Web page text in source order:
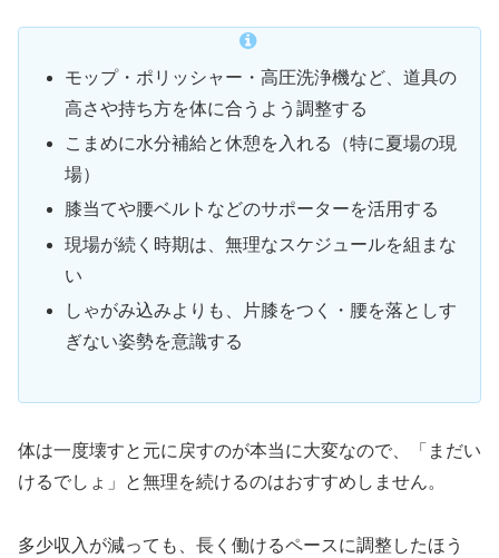
モップ・ポリッシャー・高圧洗浄機など、道具の
高さや持ち方を体に合うよう調整する
こまめに水分補給と休憩を入れる（特に夏場の現
場）
膝当てや腰ベルトなどのサポーターを活用する
現場が続く時期は、無理なスケジュールを組まな
い
しゃがみ込みよりも、片膝をつく・腰を落としす
ぎない姿勢を意識する
体は一度壊すと元に戻すのが本当に大変なので、「まだい
けるでしょ」と無理を続けるのはおすすめしません。
多少収入が減っても、長く働けるペースに調整したほう